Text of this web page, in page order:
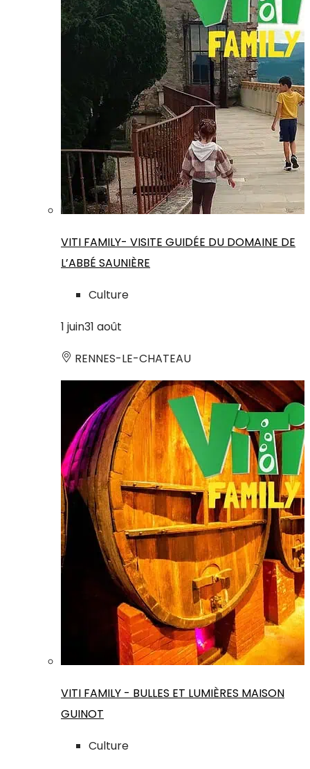
VITI FAMILY- VISITE GUIDÉE DU DOMAINE DE
L’ABBÉ SAUNIÈRE
Culture
1 juin31 août
RENNES-LE-CHATEAU
VITI FAMILY - BULLES ET LUMIÈRES MAISON
GUINOT
Culture